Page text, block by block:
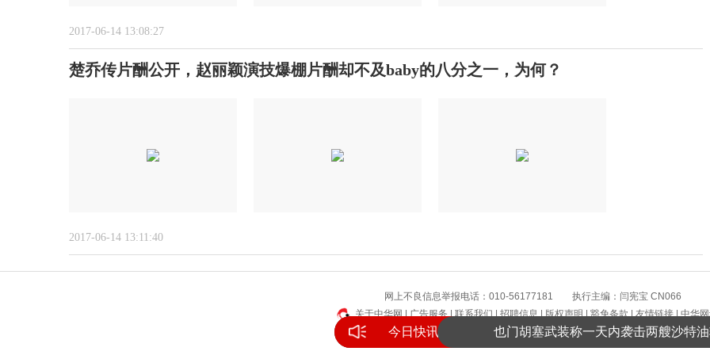
2017-06-14 13:08:27
楚乔传片酬公开，赵丽颖演技爆棚片酬却不及baby的八分之一，为何？
2017-06-14 13:11:40
网上不良信息举报电话：010-56177181 执行主编：闫宪宝 CN066
关于中华网|广告服务|联系我们|招聘信息|版权声明|豁免条款|友情链接|中华
版权所有 中华网
今日快讯
提高警惕！绷紧暑期护娃安全这根弦
景区增设网红打卡景观 受访者感觉“不搭
也门胡塞武装称一天内袭击两艘沙特